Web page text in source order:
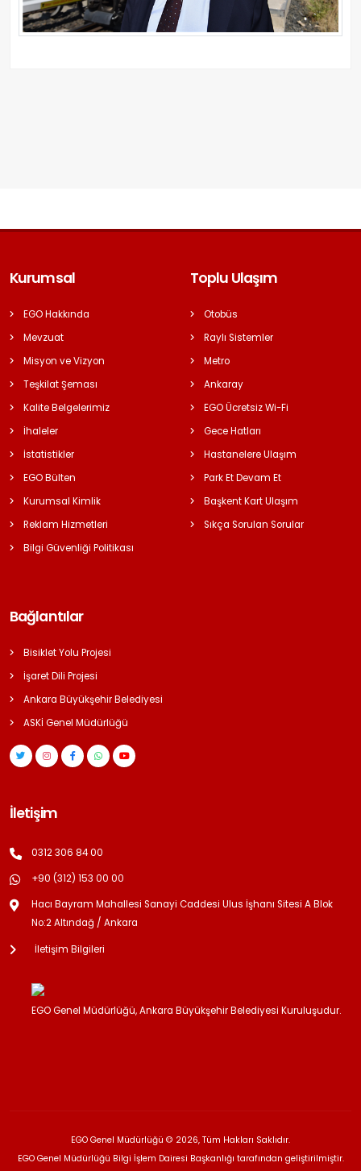
Kurumsal
EGO Hakkında
Mevzuat
Misyon ve Vizyon
Teşkilat Şeması
Kalite Belgelerimiz
İhaleler
İstatistikler
EGO Bülten
Kurumsal Kimlik
Reklam Hizmetleri
Bilgi Güvenliği Politikası
Toplu Ulaşım
Otobüs
Raylı Sistemler
Metro
Ankaray
EGO Ücretsiz Wi-Fi
Gece Hatları
Hastanelere Ulaşım
Park Et Devam Et
Başkent Kart Ulaşım
Sıkça Sorulan Sorular
Bağlantılar
Bisiklet Yolu Projesi
İşaret Dili Projesi
Ankara Büyükşehir Belediyesi
ASKİ Genel Müdürlüğü
İletişim
0312 306 84 00
+90 (312) 153 00 00
Hacı Bayram Mahallesi Sanayi Caddesi Ulus İşhanı Sitesi A Blok
No:2 Altındağ / Ankara
İletişim Bilgileri
EGO Genel Müdürlüğü, Ankara Büyükşehir Belediyesi Kuruluşudur.
EGO Genel Müdürlüğü © 2026, Tüm Hakları Saklıdır.
EGO Genel Müdürlüğü Bilgi İşlem Dairesi Başkanlığı tarafından geliştirilmiştir.